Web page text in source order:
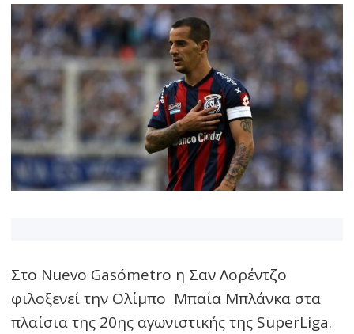
Στο Nuevo Gasómetro η Σαν Λορέντζο
φιλοξενεί την Ολίμπο Μπαΐα Μπλάνκα στα
πλαίσια της 20ης αγωνιστικής της SuperLiga.